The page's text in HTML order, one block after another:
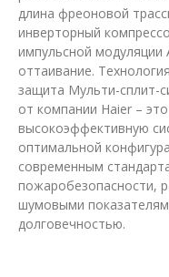
длина фреоновой
инверторный
импульсной модуляции
оттаивание.
защита Мульти-сплит-
от компании Haier –
высокоэффективную
оптимальной
современным
пожаробезопасности,
шумовыми
долговечностью.